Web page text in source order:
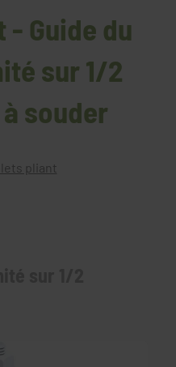
Guide du
sur 1/2
souder
pliant